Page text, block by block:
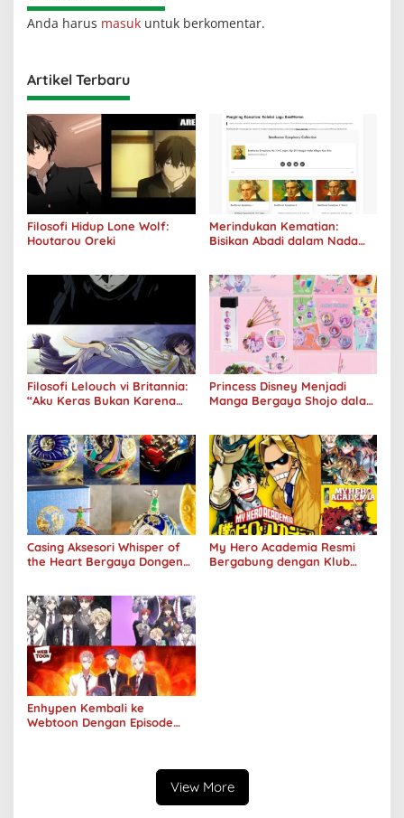
Anda harus masuk untuk berkomentar.
Artikel Terbaru
Filosofi Hidup Lone Wolf:
Houtarou Oreki
Merindukan Kematian:
Bisikan Abadi dalam Nada
Filosofi Lelouch vi Britannia:
“Aku Keras Bukan Karena
Princess Disney Menjadi
Manga Bergaya Shojo dalam
Casing Aksesori Whisper of
the Heart Bergaya Dongeng
My Hero Academia Resmi
Bergabung dengan Klub
Enhypen Kembali ke
Webtoon Dengan Episode
View More